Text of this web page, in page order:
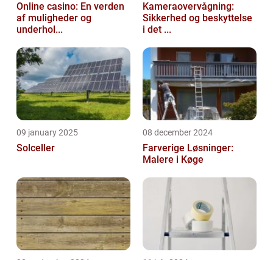
Online casino: En verden
af muligheder og
underhol...
Kameraovervågning:
Sikkerhed og beskyttelse
i det ...
09 january 2025
Solceller
08 december 2024
Farverige Løsninger:
Malere i Køge